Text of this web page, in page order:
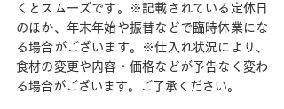
くとスムーズです。※記載されている定休日
のほか、年末年始や振替などで臨時休業にな
る場合がございます。※仕入れ状況により、
食材の変更や内容・価格などが予告なく変わ
る場合がございます。ご了承ください。